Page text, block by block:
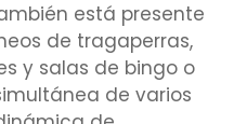
está presente
de tragaperras,
y salas de bingo o
de varios